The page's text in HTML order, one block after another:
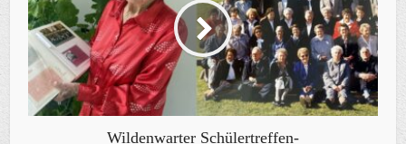
Wildenwarter Schülertreffen-